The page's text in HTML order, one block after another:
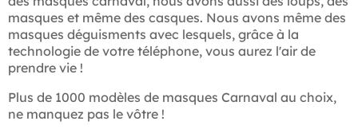
masques et même des casques. Nous avons même des
masques déguisments avec lesquels, grâce à la
technologie de votre téléphone, vous aurez l'air de
prendre vie !
Plus de 1000 modèles de masques Carnaval au choix,
ne manquez pas le vôtre !